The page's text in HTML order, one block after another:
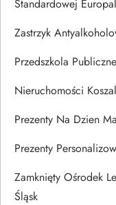
Standardowej
Zastrzyk
Przedszkola
Nieruchomości
Prezenty Na Dzien
Prezenty
Zamknięty Ośrodek
Śląsk